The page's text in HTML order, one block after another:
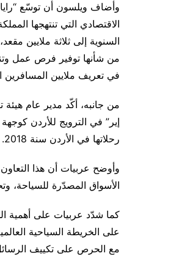
وأضاف ويلسون أن توسّع
الاقتصادي التي تنتهجها
من شأنها توفير فرص عمل
في تعريف ملايين المسافرين
من جانبه، أكّد مدير عام هيئة
إير” في الترويج للأردن
رحلاتها في الأردن سنة 2018.
وأوضح عربيات أن هذا
الأسواق المصدّرة للسياحة،
كما شدّد عربيات على أهمية
على الخريطة السياحية
مع الحرص على تكييف